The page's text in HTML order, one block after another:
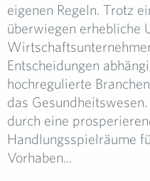
eigenen Regeln. Trotz
überwiegen erhebliche
Entscheidungen
hochregulierte
das
durch eine
Handlungsspielräume
Vorhaben...